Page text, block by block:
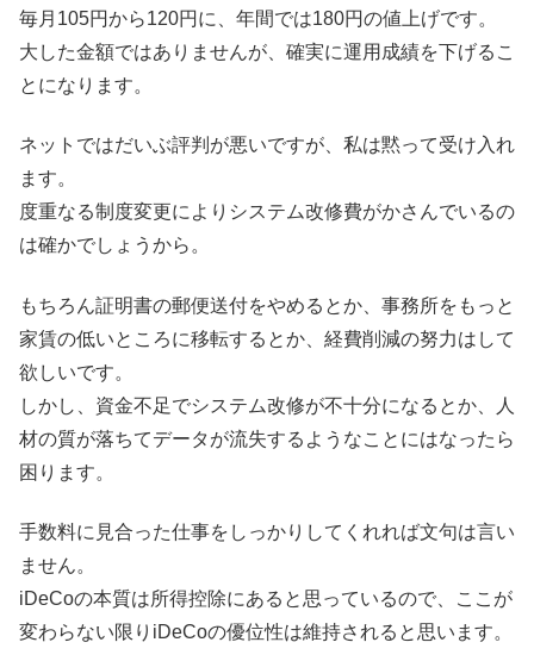
毎月105円から120円に、年間では180円の値上げです。
大した金額ではありませんが、確実に運用成績を下げるこ
とになります。
ネットではだいぶ評判が悪いですが、私は黙って受け入れ
ます。
度重なる制度変更によりシステム改修費がかさんでいるの
は確かでしょうから。
もちろん証明書の郵便送付をやめるとか、事務所をもっと
家賃の低いところに移転するとか、経費削減の努力はして
欲しいです。
しかし、資金不足でシステム改修が不十分になるとか、人
材の質が落ちてデータが流失するようなことにはなったら
困ります。
手数料に見合った仕事をしっかりしてくれれば文句は言い
ません。
iDeCoの本質は所得控除にあると思っているので、ここが
変わらない限りiDeCoの優位性は維持されると思います。